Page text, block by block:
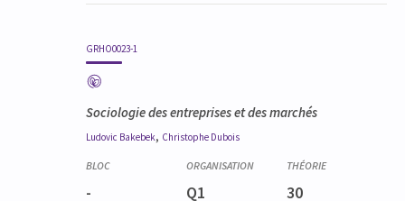
GRHO0023-1
Sociologie des entreprises et des marchés
Ludovic Bakebek, Christophe Dubois
- Q1 30